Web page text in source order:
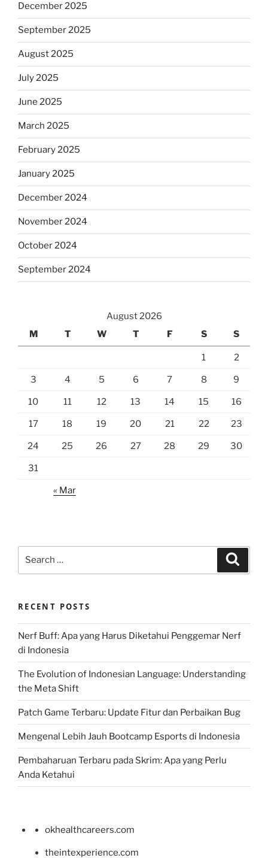
December 2025
September 2025
August 2025
July 2025
June 2025
March 2025
February 2025
January 2025
December 2024
November 2024
October 2024
September 2024
August 2026
M
T W T F S S
1 2
3 4 5 6 7 8 9
10 11 12 13 14 15 16
17 18 19 20 21 22 23
24 25 26 27 28 29 30
31
« Mar
RECENT POSTS
Nerf Buff: Apa yang Harus Diketahui Penggemar Nerf
di Indonesia
The Evolution of Indonesian Language: Understanding
the Meta Shift
Patch Game Terbaru: Update Fitur dan Perbaikan Bug
Mengenal Lebih Jauh Bootcamp Esports di Indonesia
Pembaharuan Terbaru pada Skrim: Apa yang Perlu
Anda Ketahui
okhealthcareers.com
theintexperience.com